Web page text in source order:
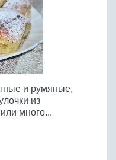
и румяные,
из
много...